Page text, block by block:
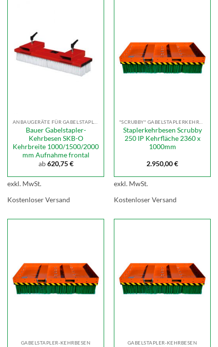
Bauer Gabelstapler-
Kehrbesen SKB-O
Kehrbreite 1000/1500/2000
mm Aufnahme frontal
ab620,75€
exkl. MwSt.
Kostenloser Versand
Staplerkehrbesen Scrubby
250 IP Kehrfläche 2360 x
1000mm
2.950,00€
exkl. MwSt.
Kostenloser Versand
GABELSTAPLER-KEHRBESEN GABELSTAPLER-KEHRBESEN